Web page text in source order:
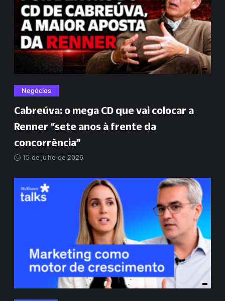
Negócios
Cabreúva: o mega CD que vai colocar a
Renner “sete anos à frente da
concorrência”
15 de julho de 2026